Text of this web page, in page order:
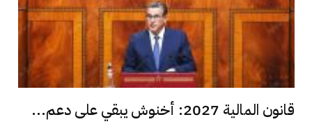
قانون المالية 2027: أخنوش يبقي على دعم...